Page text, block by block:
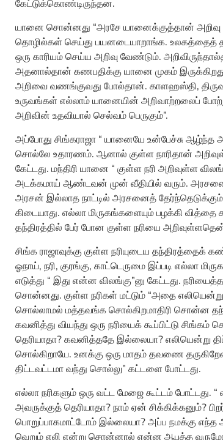
கேட்டுக்கொண்டிருந்தன.
யானை சொன்னது “அரசே யானைக்குத்தான்
தொழில்கள் செய்து பயனடையாறாங்க. உலகத்தைத்
ஒரு காரியம் செய்ய அறிவு வேண்டும்.
அதனால்தான் கணபதிக்கு யானை முகம்
அறிவை வணங்குவது போல்தான். காளஹஸ்தி,
உருவங்கள் எல்லாம் யானையின் அறிவாற்றலைப்
அறிவின் உதவியால் செல்வம் பெருகும்”.
அப்போது சிங்கராஜா “ யானையே உன்பேச்சு ஆழ்ந்த
சொல்லே உதாரணம். ஆனால் குள்ள நாரிதான்
கேட்டது. மந்திரி யானை “ குள்ள நரி அறிவுள்ள
அடக்கமாய் ஆண்டவன் முன் வீதியில் வரும். அரசனை
அரசன் இல்லாத நாட்டில் அரசனைத் தேர்ந்தெடுக்கும்.
கிடையாது. எல்லா மிருகங்களையும் பழக்கி வித்தை
தந்திரத்தில் பேர் போன குள்ள நரியை
சிங்க ராஜாவுக்கு குள்ள நரியுடைய தந்திரத்தைக்
ஓநாய், நரி, குரங்கு, காட்டெருமை இப்படி எல்லா
எடுத்து “ இது என்ன விலங்கு”னு கேட்டது.
சொன்னது. குள்ள நரிகள் மட்டும் “அதை
சொல்லாமல் மத்தவங்க சொல்கிறமாதிரி சொன்ன
கவனித்து வியந்து ஒரு நரியைக் கூப்பிட்டு
தெரியாதா? கவனித்ததே இல்லையா? எலியென்று
சொல்கிறாயே. உனக்கு ஒரு மாதம் தவணை
திட்டவட்டமா வந்து சொல்லு” கட்டளை போட்டது.
எல்லா நரிகளும் ஒரு வட்ட மேஜை கூட்டம் போட்டது.
அவருக்குத் தெரியாதா? நாம் ஏன்
பொறுப்பாகமாட்டோம் இல்லையா? அப்ப நமக்கு எந்த
வெறும் எலி என்று சொன்னால் என்ன ஆபத்த வருமோனு